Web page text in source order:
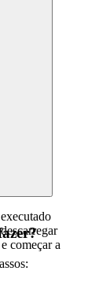
começar a